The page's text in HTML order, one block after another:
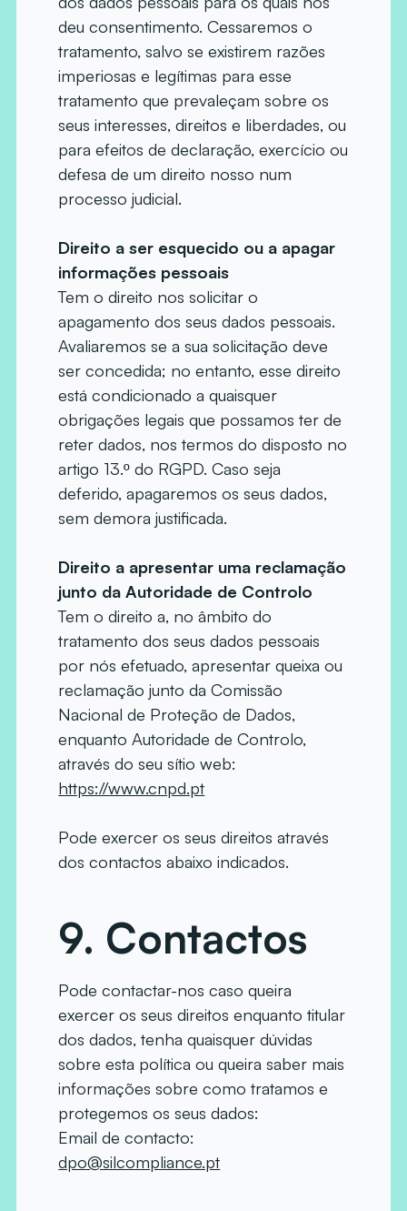
deu consentimento. Cessaremos o
tratamento, salvo se existirem razões
imperiosas e legítimas para esse
tratamento que prevaleçam sobre os
seus interesses, direitos e liberdades, ou
para efeitos de declaração, exercício ou
defesa de um direito nosso num
processo judicial.
Direito a ser esquecido ou a apagar
informações pessoais
Tem o direito nos solicitar o
apagamento dos seus dados pessoais.
Avaliaremos se a sua solicitação deve
ser concedida; no entanto, esse direito
está condicionado a quaisquer
obrigações legais que possamos ter de
reter dados, nos termos do disposto no
artigo 13.º do RGPD. Caso seja
deferido, apagaremos os seus dados,
sem demora justificada.
Direito a apresentar uma reclamação
junto da Autoridade de Controlo
Tem o direito a, no âmbito do
tratamento dos seus dados pessoais
por nós efetuado, apresentar queixa ou
reclamação junto da Comissão
Nacional de Proteção de Dados,
enquanto Autoridade de Controlo,
através do seu sítio web:
https://www.cnpd.pt
Pode exercer os seus direitos através
dos contactos abaixo indicados.
9. Contactos
Pode contactar-nos caso queira
exercer os seus direitos enquanto titular
dos dados, tenha quaisquer dúvidas
sobre esta política ou queira saber mais
informações sobre como tratamos e
protegemos os seus dados:
Email de contacto:
dpo@silcompliance.pt